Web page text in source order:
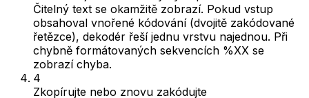
Čitelný text se okamžitě zobrazí. Pokud vstup
obsahoval vnořené kódování (dvojitě zakódované
řetězce), dekodér řeší jednu vrstvu najednou. Při
chybně formátovaných sekvencích %XX se
zobrazí chyba.
4
Zkopírujte nebo znovu zakódujte